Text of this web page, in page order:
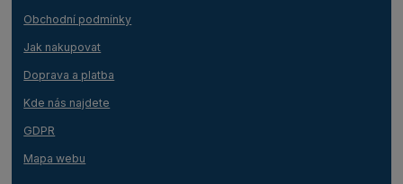
Obchodní podmínky
Jak nakupovat
Doprava a platba
Kde nás najdete
GDPR
Mapa webu